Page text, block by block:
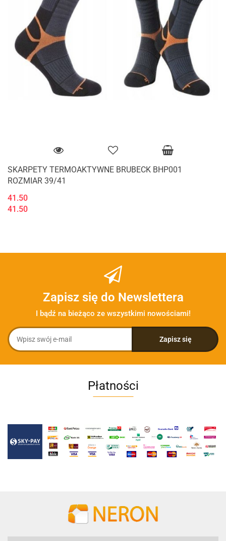
SKARPETY TERMOAKTYWNE BRUBECK BHP001
ROZMIAR 39/41
41.50
41.50
Zapisz się do Newslettera
I bądź na bieżąco ze wszystkimi nowościami!
Płatności